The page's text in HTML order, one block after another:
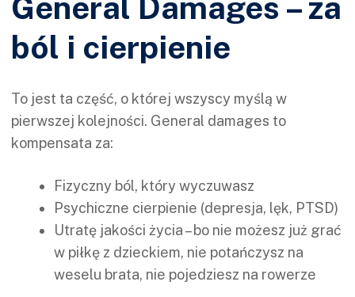
General Damages – za
ból i cierpienie
To jest ta część, o której wszyscy myślą w
pierwszej kolejności. General damages to
kompensata za:
Fizyczny ból, który wyczuwasz
Psychiczne cierpienie (depresja, lęk, PTSD)
Utratę jakości życia – bo nie możesz już grać
w piłkę z dzieckiem, nie potańczysz na
weselu brata, nie pojedziesz na rowerze